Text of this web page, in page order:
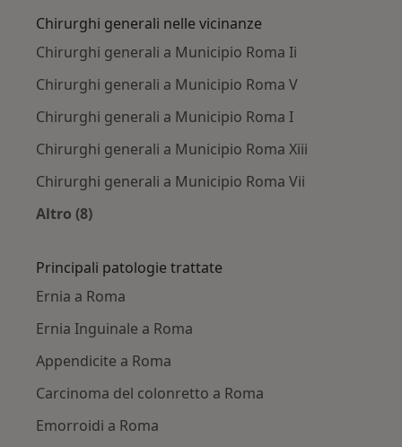
Chirurghi generali nelle vicinanze
Chirurghi generali a Municipio Roma Ii
Chirurghi generali a Municipio Roma V
Chirurghi generali a Municipio Roma I
Chirurghi generali a Municipio Roma Xiii
Chirurghi generali a Municipio Roma Vii
Altro (8)
Principali patologie trattate
Ernia a Roma
Ernia Inguinale a Roma
Appendicite a Roma
Carcinoma del colonretto a Roma
Emorroidi a Roma